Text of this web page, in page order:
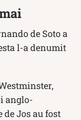
de Soto a
l-a denumit
anglo-
Jos au fost